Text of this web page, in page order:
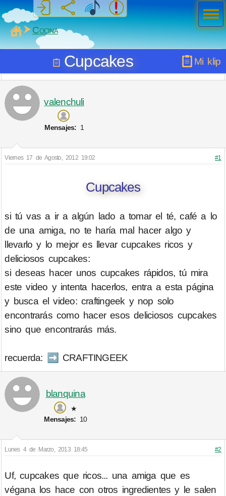
MiSabueso
Cocina
Mi klip
Cupcakes
valenchuli
Mensajes: 1
Viernes 17 de Agosto, 2012 19:02 #1
Cupcakes
si tú vas a ir a algún lado a tomar el té, café a lo
de una amiga, no te haría mal hacer algo y
llevarlo y lo mejor es llevar cupcakes ricos y
deliciosos cupcakes:
si deseas hacer unos cupcakes rápidos, tú mira
este video y intenta hacerlos, entra a esta página
y busca el video: craftingeek y nop solo
encontrarás como hacer esos deliciosos cupcakes
sino que encontrarás más.
recuerda: ➡ CRAFTINGEEK
blanquina
★
Mensajes: 10
Lunes 4 de Marzo, 2013 18:45 #2
Uf, cupcakes que ricos... una amiga que es
végana los hace con otros ingredientes y le salen
Men
ú